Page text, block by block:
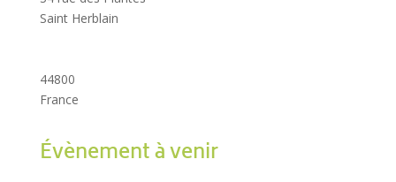
Saint Herblain
44800
France
Évènement à venir